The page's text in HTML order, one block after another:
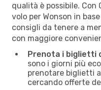
qualità è possibile. Con
volo per Wonson in
consigli da tenere a
con maggiore
Prenota i biglietti
sono i giorni più
prenotare biglietti
cercando offerte